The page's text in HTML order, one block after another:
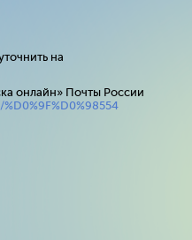
на
онлайн» Почты России